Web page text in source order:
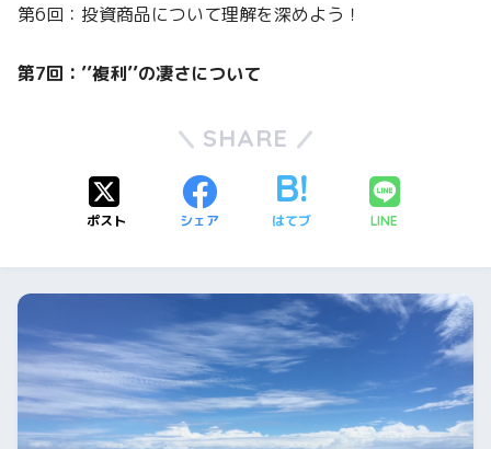
第6回：投資商品について理解を深めよう！
第7回：’’複利’’の凄さについて
SHARE
ポスト シェア はてブ LINE